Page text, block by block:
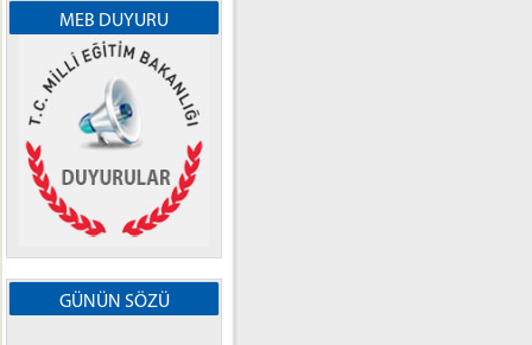
MEB DUYURU
GÜNÜN SÖZÜ